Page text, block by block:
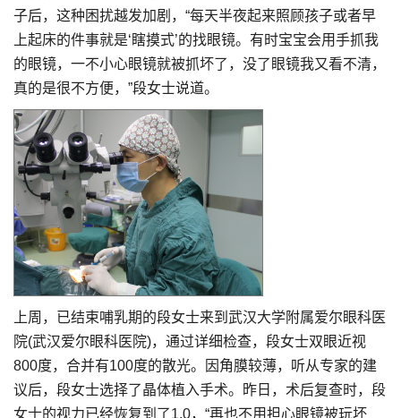
子后，这种困扰越发加剧，“每天半夜起来照顾孩子或者早
上起床的件事就是‘瞎摸式’的找眼镜。有时宝宝会用手抓我
的眼镜，一不小心眼镜就被抓坏了，没了眼镜我又看不清，
真的是很不方便，”段女士说道。
上周，已结束哺乳期的段女士来到武汉大学附属爱尔眼科医
院(武汉爱尔眼科医院)，通过详细检查，段女士双眼近视
800度，合并有100度的散光。因角膜较薄，听从专家的建
议后，段女士选择了晶体植入手术。昨日，术后复查时，段
女士的视力已经恢复到了1.0，“再也不用担心眼镜被玩坏